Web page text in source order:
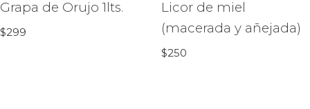
Grapa de Orujo 1lts.
$299
Licor de miel
(macerada y añejada)
$250